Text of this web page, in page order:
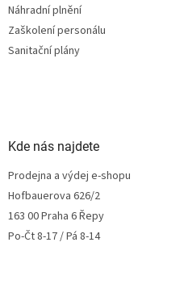
Náhradní plnění
Zaškolení personálu
Sanitační plány
Kde nás najdete
Prodejna a výdej e-shopu
Hofbauerova 626/2
163 00 Praha 6 Řepy
Po-Čt 8-17 / Pá 8-14